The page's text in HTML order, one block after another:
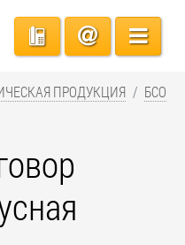
ПРОДУКЦИЯ
БСО